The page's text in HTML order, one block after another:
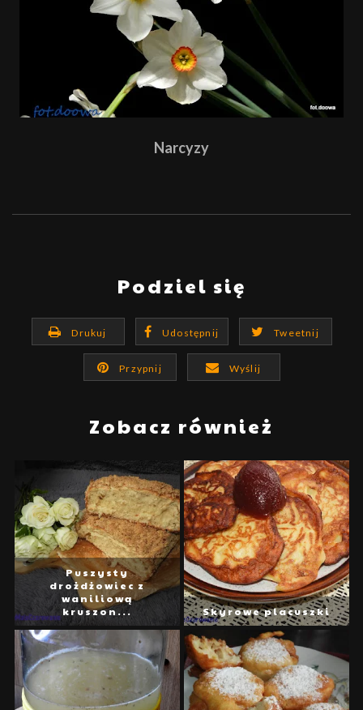
Narcyzy
Podziel się
Drukuj Udostępnij Tweetnij
Przypnij Wyślij
Zobacz również
Puszysty
drożdżowiec z
waniliową
kruszon...
Skyrowe placuszki